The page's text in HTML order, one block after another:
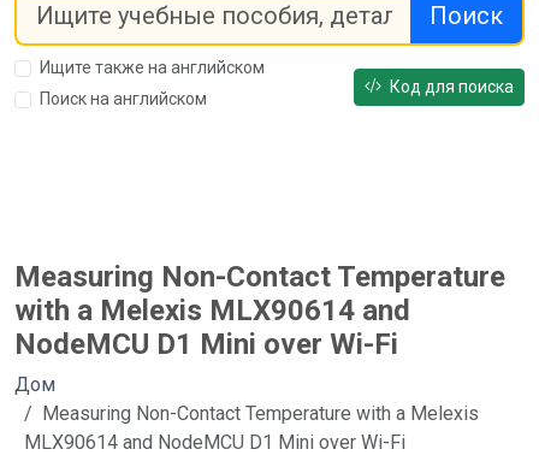
Поиск
Ищите также на английском
Поиск на английском
Код для поиска
Measuring Non-Contact Temperature
with a Melexis MLX90614 and
NodeMCU D1 Mini over Wi-Fi
Дом
Measuring Non-Contact Temperature with a Melexis
MLX90614 and NodeMCU D1 Mini over Wi-Fi